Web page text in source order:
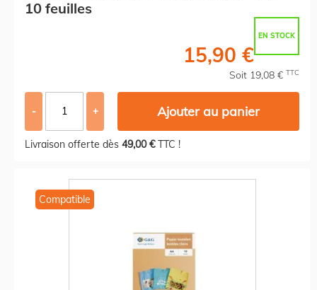
10 feuilles
EN STOCK
15,90 €
Soit 19,08 € TTC
- + Ajouter au panier
Livraison offerte dès 49,00 €TTC !
Compatible